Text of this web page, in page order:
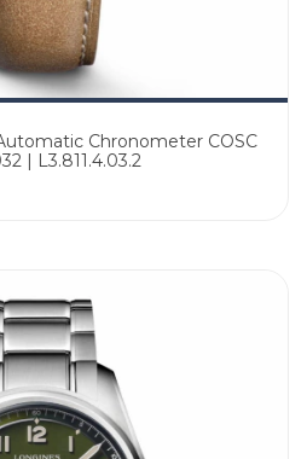
Chronometer COSC
| L3.811.4.03.2